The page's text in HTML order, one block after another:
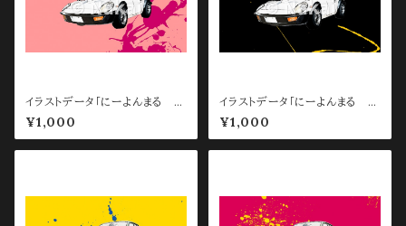
イラストデータ「にーよんまる P
C待ち受け用 Pink」
¥1,000
イラストデータ「にーよんまる P
C待ち受け用 Black」
¥1,000